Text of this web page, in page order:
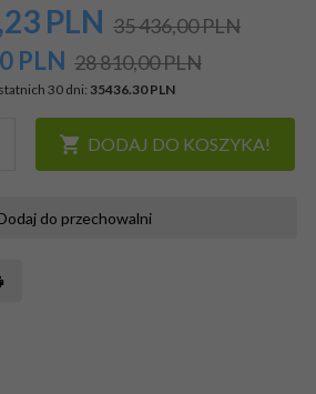
23 PLN 35 436,00 PLN
PLN 28 810,00 PLN
30 dni: 35436.30 PLN
DODAJ DO KOSZYKA!
do przechowalni